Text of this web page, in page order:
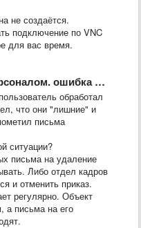
не создаётся.
подключение по VNC
для вас время.
на интеграцию. &quot;Указанный …
обработал
что они "лишние" и
письма
ситуации?
письма на удаление
Либо отдел кадров
и отменить приказ.
регулярно. Объект
а письма на его